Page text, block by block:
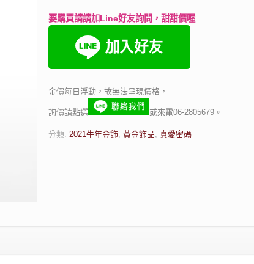
要購買請請加Line好友詢問，甜甜價喔
金價每日浮動，故無法呈現價格，
詢價請點選 或來電06-2805679。
分類: 2021牛年金飾, 黃金飾品, 真愛密碼